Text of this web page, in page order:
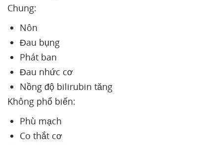
Chung:
Nôn
Đau bụng
Phát ban
Đau nhức cơ
Nồng độ bilirubin tăng
Không phổ biến:
Phù mạch
Co thắt cơ